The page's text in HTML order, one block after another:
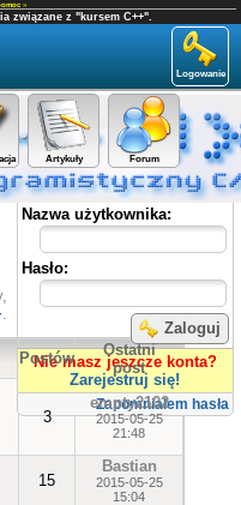
»
związane z "kursem C++".
Logowanie
Artykuły Forum
Panel użytkownika
Nazwa użytkownika:
Hasło:
Zaloguj
Nie masz jeszcze konta?
Zarejestruj się!
Zapomniałem hasła
.
Postów
Ostatni
post
3
empty2102
2015-05-25
21:48
15
Bastian
2015-05-25
15:04